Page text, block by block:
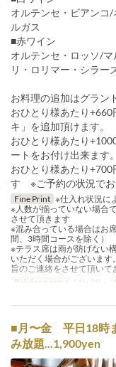
オルテンセ・ビアンコ
ルガス
■赤ワイン
オルテンセ・ロッソ/
リ・ロリマー・シラー
お料理の追加はグラン
おひとり様あたり
キ」を追加頂けます。
おひとり様あたり
ートをお付け出来ます
おひとり様あたり
す ※ご予約の状況でお
Fine Print ※仕入れ状況に
※人数が揃っていない場合
させて頂きます
※混み合っている場合はお
間、3時間コースを除く）
※テラス席は雨が防げない
いただく場合がございま
旨のご連絡をさせて頂いて
Balidong petsa
Mar 09 ~
■月〜金 平日18時
み放題...1,900yen